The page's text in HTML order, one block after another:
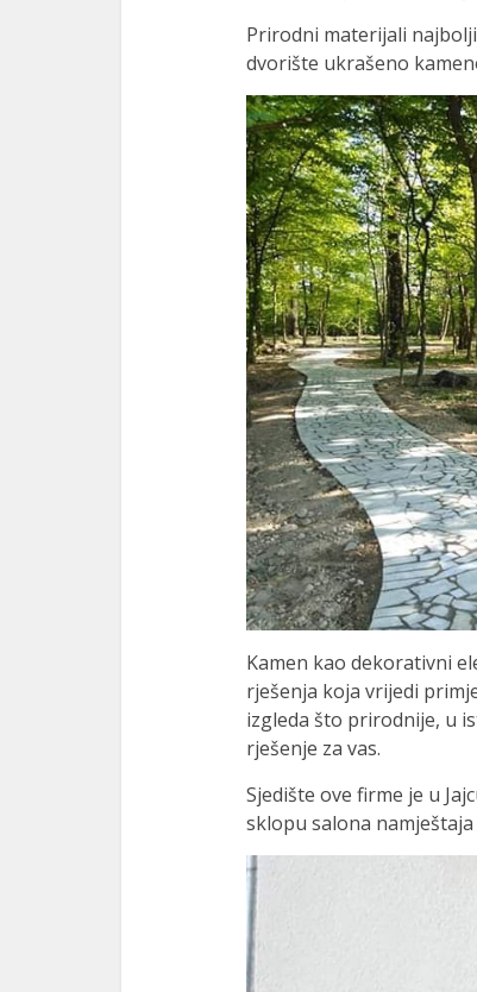
Prirodni materijali
dvorište ukrašeno
Kamen kao dekorativni
rješenja koja vrijedi
izgleda što prirodnije, u
rješenje za vas.
Sjedište ove firme je u
sklopu salona namještaja